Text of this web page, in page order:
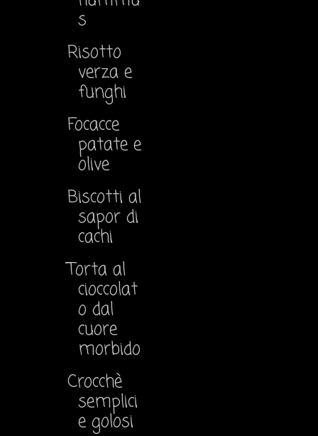
s
Risotto
verza e
funghi
Focacce
patate e
olive
Biscotti al
sapor di
cachi
Torta al
cioccolat
o dal
cuore
morbido
Crocchè
semplici
e golosi